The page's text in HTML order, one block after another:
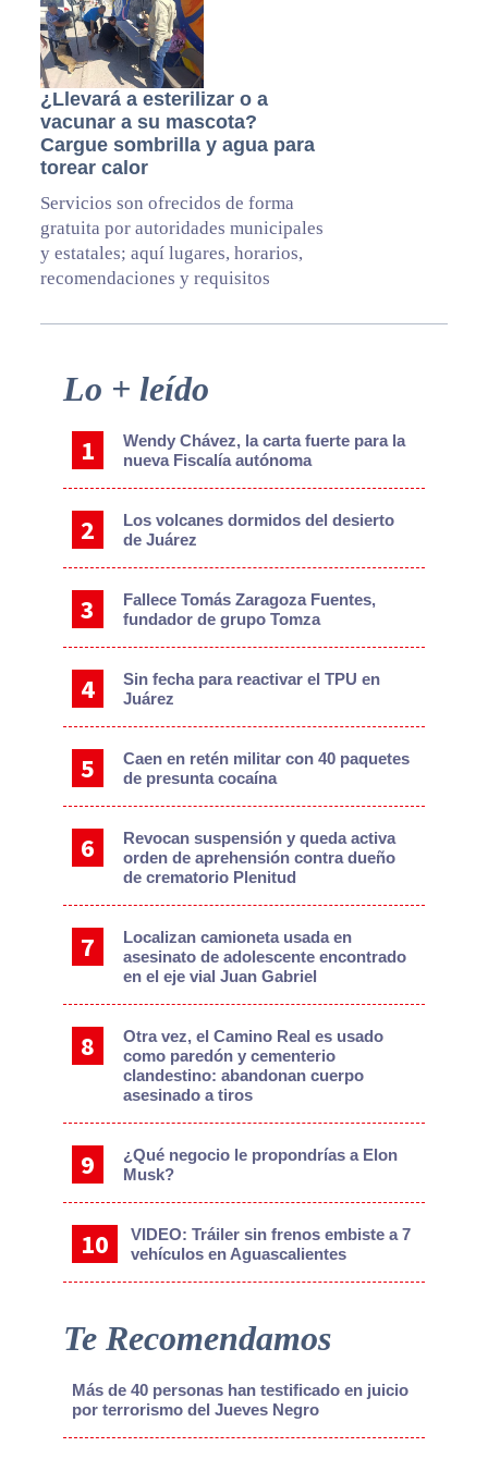
¿Llevará a esterilizar o a
vacunar a su mascota?
Cargue sombrilla y agua para
torear calor
Servicios son ofrecidos de forma
gratuita por autoridades municipales
y estatales; aquí lugares, horarios,
recomendaciones y requisitos
Primary
Lo + leído
Wendy Chávez, la carta fuerte para la
nueva Fiscalía autónoma
Los volcanes dormidos del desierto
de Juárez
Fallece Tomás Zaragoza Fuentes,
fundador de grupo Tomza
Sin fecha para reactivar el TPU en
Juárez
Caen en retén militar con 40 paquetes
de presunta cocaína
Revocan suspensión y queda activa
orden de aprehensión contra dueño
de crematorio Plenitud
Localizan camioneta usada en
asesinato de adolescente encontrado
en el eje vial Juan Gabriel
Otra vez, el Camino Real es usado
como paredón y cementerio
clandestino: abandonan cuerpo
asesinado a tiros
¿Qué negocio le propondrías a Elon
Musk?
VIDEO: Tráiler sin frenos embiste a 7
vehículos en Aguascalientes
Te Recomendamos
Más de 40 personas han testificado en juicio
por terrorismo del Jueves Negro